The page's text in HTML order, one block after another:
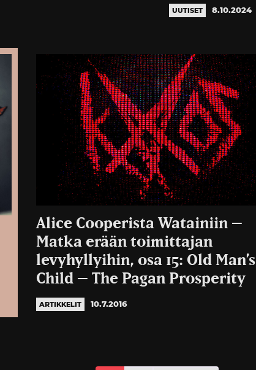
UUTISET 8.10.2024
Alice Cooperista Watainiin –
Matka erään toimittajan
levyhyllyihin, osa 15: Old Man’s
Child – The Pagan Prosperity
ARTIKKELIT 10.7.2016